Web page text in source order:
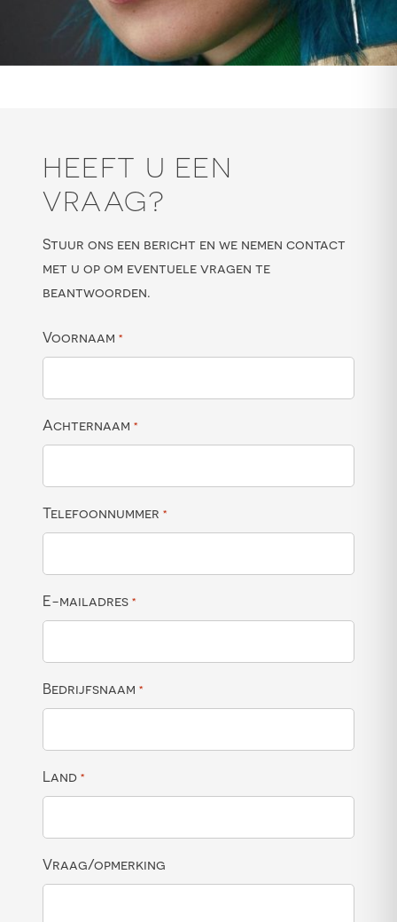
HEEFT U EEN
VRAAG?
Stuur ons een bericht en we nemen contact
met u op om eventuele vragen te
beantwoorden.
Voornaam *
Achternaam *
Telefoonnummer *
E-mailadres *
Bedrijfsnaam *
Land *
Vraag/opmerking